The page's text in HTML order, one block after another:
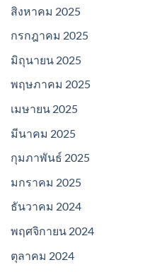
สิงหาคม 2025
กรกฎาคม 2025
มิถุนายน 2025
พฤษภาคม 2025
เมษายน 2025
มีนาคม 2025
กุมภาพันธ์ 2025
มกราคม 2025
ธันวาคม 2024
พฤศจิกายน 2024
ตุลาคม 2024